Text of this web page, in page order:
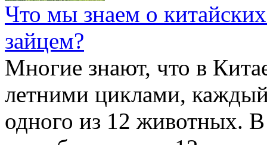
Что мы знаем о
зайцем?
Многие знают, что в
летними циклами,
одного из 12 животных. В